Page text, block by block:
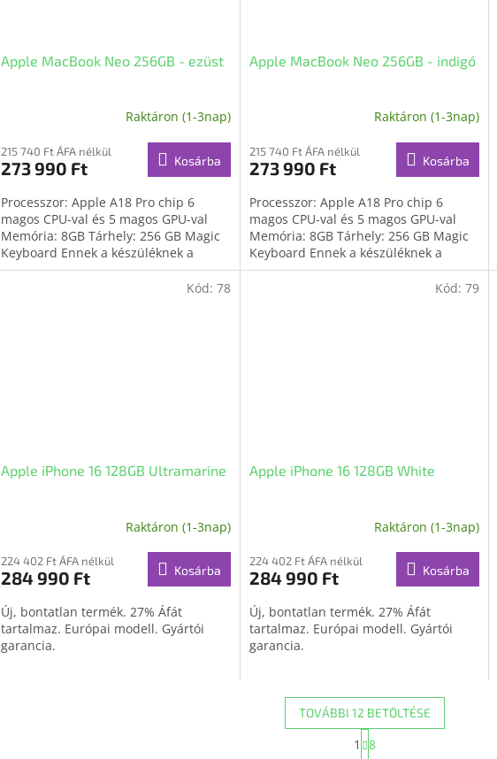
Apple MacBook Neo 256GB - ezüst
Raktáron (1-3nap)
215 740 Ft ÁFA nélkül
273 990 Ft Kosárba
Processzor: Apple A18 Pro chip 6
magos CPU-val és 5 magos GPU-val
Memória: 8GB Tárhely: 256 GB Magic
Keyboard Ennek a készüléknek a
doboza nem tartalmaz...
Apple MacBook Neo 256GB - indigó
Raktáron (1-3nap)
215 740 Ft ÁFA nélkül
273 990 Ft Kosárba
Processzor: Apple A18 Pro chip 6
magos CPU-val és 5 magos GPU-val
Memória: 8GB Tárhely: 256 GB Magic
Keyboard Ennek a készüléknek a
doboza nem tartalmaz...
Apple iPhone 16 128GB Ultramarine
Raktáron (1-3nap)
224 402 Ft ÁFA nélkül
284 990 Ft Kosárba
Új, bontatlan termék. 27% Áfát
tartalmaz. Európai modell. Gyártói
garancia.
Kód: 78
Apple iPhone 16 128GB White
átlagos
értékelése
ből
3,2
csillag.
Raktáron (1-3nap)
224 402 Ft ÁFA nélkül
284 990 Ft Kosárba
Új, bontatlan termék. 27% Áfát
tartalmaz. Európai modell. Gyártói
garancia.
Kód: 79
L
TOVÁBBI 12 BETÖLTÉSE
L
a
1 8